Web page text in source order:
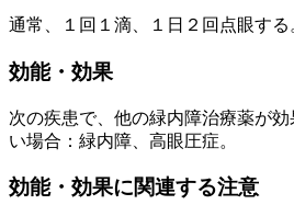
通常、１回１滴、１日２回点眼する
効能・効果
次の疾患で、他の緑内障治療薬が
い場合：緑内障、高眼圧症。
効能・効果に関連する注意